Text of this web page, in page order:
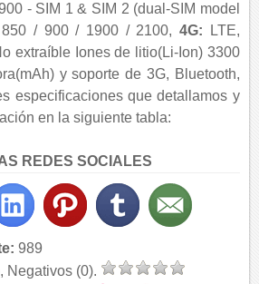
- SIM 1 & SIM 2 (dual-SIM model
850 / 900 / 1900 / 2100,4G: LTE,
extraíble Iones de litio(Li-Ion) 3300
y soporte de 3G, Bluetooth,
especificaciones que detallamos y
en la siguiente tabla:
REDES SOCIALES
989
Negativos (0).